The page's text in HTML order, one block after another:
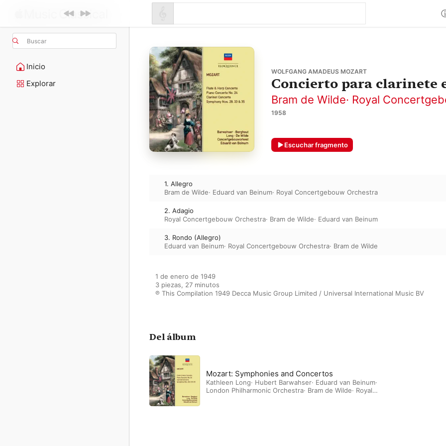
Buscar
Inicio
Explorar
WOLFGANG AMADEUS MOZART
Concierto para clarinete
Bram de Wilde· Royal
1958
Escuchar fragmento
1. Allegro
Bram de Wilde· Eduard van Beinum· Royal Concertgebouw Orchestra
2. Adagio
Royal Concertgebouw Orchestra· Bram de Wilde· Eduard van Beinum
3. Rondo (Allegro)
Eduard van Beinum· Royal Concertgebouw Orchestra· Bram de Wilde
1 de enero de 1949
3 piezas, 27 minutos
℗ This Compilation 1949 Decca Music Group Limited / Universal International Music BV
Del álbum
Mozart: Symphonies and Concertos
Kathleen Long· Hubert Barwahser· Eduard van Beinum·
London Philharmonic Orchestra· Bram de Wilde· Royal